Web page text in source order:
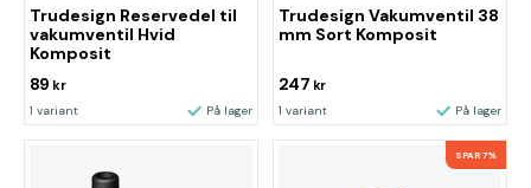
Trudesign Reservedel til
vakumventil Hvid
Komposit
89 kr
1 variant På lager
Trudesign Vakumventil 38
mm Sort Komposit
247 kr
1 variant På lager
SPAR 7%